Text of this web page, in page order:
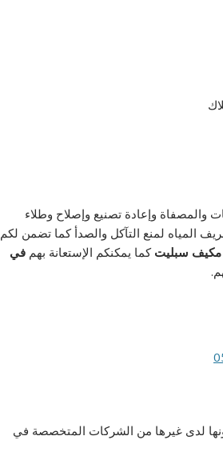
والمصفاة وإعادة تصنيع وإصلاح وطلاء
المياه لمنع التآكل والصدأ كما تضمن لكم
مكيف سبليتكما يمكنكم الإستعانة بهم في
لدى غيرها من الشركات المتخصصة في